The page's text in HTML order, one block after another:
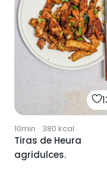
10min · 380 kcal
Tiras de Heura
agridulces.